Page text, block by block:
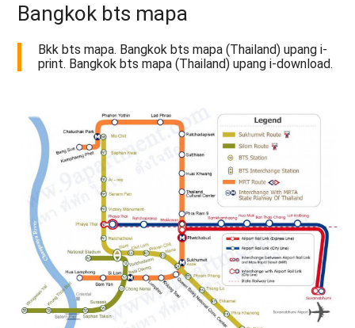
Bangkok bts mapa
Bkk bts mapa. Bangkok bts mapa (Thailand) upang i-
print. Bangkok bts mapa (Thailand) upang i-download.